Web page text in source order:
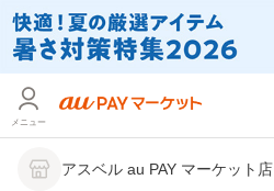
メニュー
アスベル au PAY マーケット店